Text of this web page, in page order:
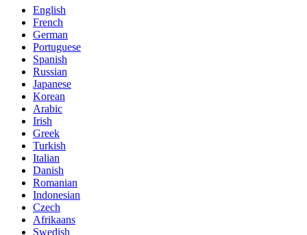
English
French
German
Portuguese
Spanish
Russian
Japanese
Korean
Arabic
Irish
Greek
Turkish
Italian
Danish
Romanian
Indonesian
Czech
Afrikaans
Swedish